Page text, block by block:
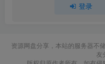
登录
资源网盘分享，本站的服务器不
友